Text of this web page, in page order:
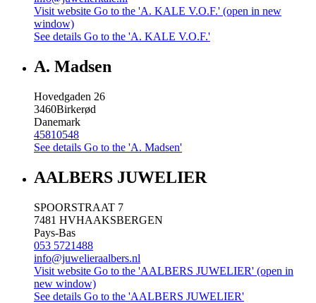
Visit website Go to the 'A. KALE V.O.F.' (open in new
window)
See details Go to the 'A. KALE V.O.F.'
A. Madsen
Hovedgaden 26
3460Birkerød
Danemark
45810548
See details Go to the 'A. Madsen'
AALBERS JUWELIER
SPOORSTRAAT 7
7481 HVHAAKSBERGEN
Pays-Bas
053 5721488
info@juwelieraalbers.nl
Visit website Go to the 'AALBERS JUWELIER' (open in
new window)
See details Go to the 'AALBERS JUWELIER'